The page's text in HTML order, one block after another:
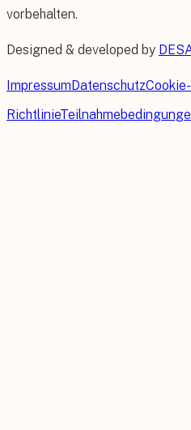
vorbehalten.
Designed & developed by
ImpressumDatenschutzCookie-
Richtlinie